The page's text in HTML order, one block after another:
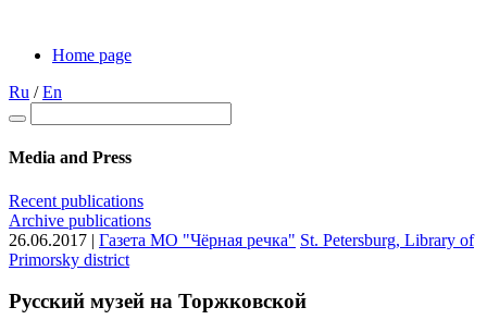
Home page
Ru /En
Media and Press
Recent publications
Archive publications
26.06.2017 | Газета МО "Чёрная речка" St. Petersburg, Library of
Primorsky district
Русский музей на Торжковской